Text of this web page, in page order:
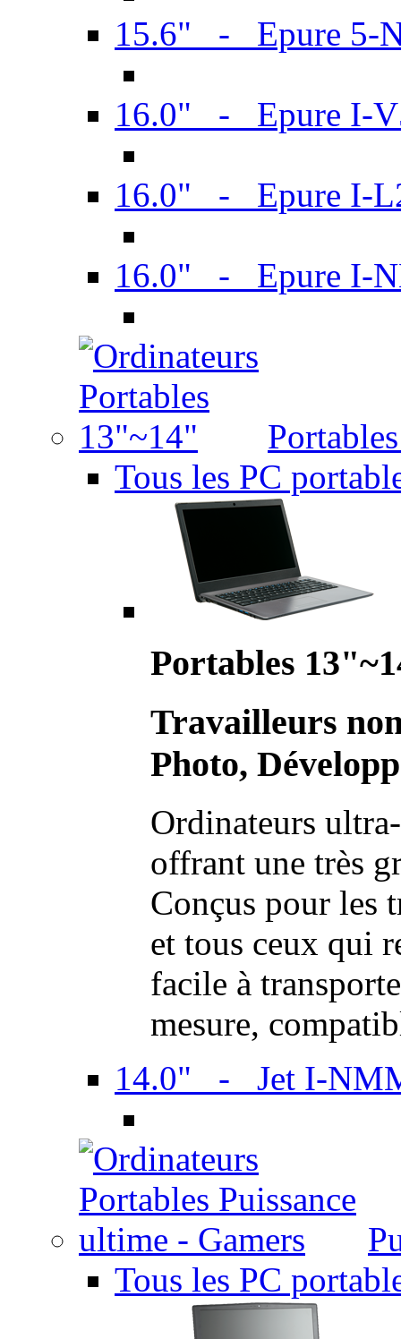
15.6" - Epure 5-
16.0" - Epure I-
16.0" - Epure I-
16.0" - Epure I-
Tous les PC
Portables
Travailleurs
Photo,
Ordinateurs
offrant une très
Conçus pour les
et tous ceux qui
facile à
mesure,
14.0" - Jet I-
Tous les PC